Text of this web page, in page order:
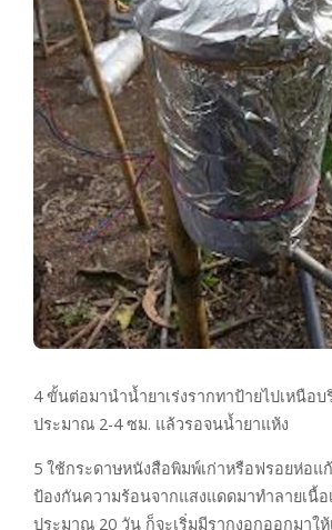
4 ขั้นต่อมานำน้ำยาเร่งรากทาป้ายไปเหนือ
ประมาณ 2-4 ซม. แล้วรอจนน้ำยาแห้ง
5 ใช้กระดาษหนังสือพิมพ์เก่าหรือฟรอยห่อแ
ป้องกันความร้อนจากแสงแดดมาทำลายเนื้อ
ประมาณ 20 วัน ก็จะเริ่มมีรากงอกออกมาใ